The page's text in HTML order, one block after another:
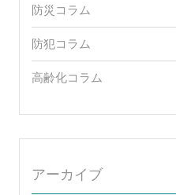
防災コラム
防犯コラム
高齢化コラム
アーカイブ